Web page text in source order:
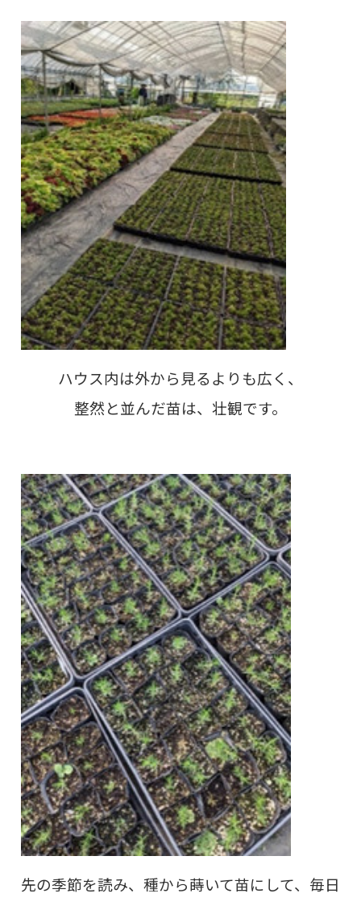
ハウス内は外から見るよりも広く、
整然と並んだ苗は、壮観です。
先の季節を読み、種から蒔いて苗にして、毎日